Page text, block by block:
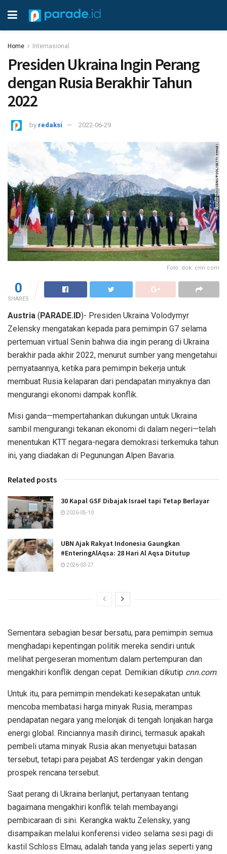
Home Internasional
Presiden Ukraina Ingin Perang
dengan Rusia Berakhir Tahun
2022
by redaksi 2022-06-29
Foto: dok. cnn.com
0
SHARES
Austria (PARADE.ID)- Presiden Ukraina Volodymyr
Zelensky mengatakan kepada para pemimpin G7 selama
pertemuan virtual Senin bahwa dia ingin perang di Ukraina
berakhir pada akhir 2022, menurut sumber yang mengetahui
pernyataannya, ketika para pemimpin bekerja untuk
membuat Rusia kelaparan dari pendapatan minyaknya dan
mengurangi ekonomi dampak konflik.
Misi ganda—mempertahankan dukungan untuk Ukraina
sambil mengurangi tekanan ekonomi di dalam negeri—telah
menentukan KTT negara-negara demokrasi terkemuka tahun
ini, yang diadakan di Pegunungan Alpen Bavaria.
Related posts
30 Kapal GSF Dibajak Israel tapi Tetap Berlayar
2026-05-10
UBN Ajak Rakyat Indonesia Gaungkan
#EnteringAlAqsa: 28 Hari Al Aqsa Ditutup
2026-03-27
Sementara sebagian besar bersatu, para pemimpin semua
menghadapi kepentingan politik mereka sendiri untuk
melihat pergeseran momentum dalam pertempuran dan
mengakhiri konflik dengan cepat. Demikian dikutip cnn.com.
Untuk itu, para pemimpin mendekati kesepakatan untuk
mencoba membatasi harga minyak Rusia, merampas
pendapatan negara yang melonjak di tengah lonjakan harga
energi global. Rinciannya masih dirinci, termasuk apakah
pembeli utama minyak Rusia akan menyetujui batasan
tersebut, tetapi para pejabat AS terdengar yakin dengan
prospek rencana tersebut.
Saat perang di Ukraina berlanjut, pertanyaan tentang
bagaimana mengakhiri konflik telah membayangi
pembicaraan di sini. Kerangka waktu Zelensky, yang
disampaikan melalui konferensi video selama sesi pagi di
kastil Schloss Elmau, adalah tanda yang jelas seperti yang